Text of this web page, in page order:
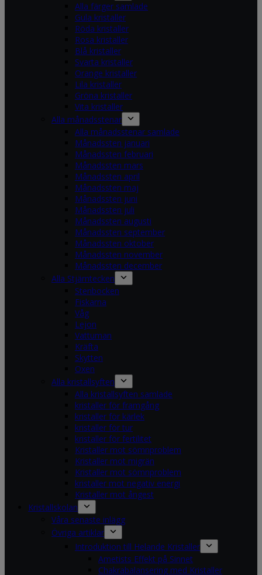
Alla färger samlade
Gula kristaller
Röda kristaller
Rosa kristaller
Blå kristaller
Svarta kristaller
Orange kristaller
Lila kristaller
Gröna kristaller
Vita kristaller
Alla månadsstenar
Alla månadsstenar samlade
Månadssten januari
Månadssten februari
Månadssten mars
Månadssten april
Månadssten maj
Månadssten juni
Månadssten juli
Månadssten augusti
Månadssten september
Månadssten oktober
Månadssten november
Månadssten december
Alla Stjärntecken
Stenbocken
Fiskarna
Våg
Lejon
Vattuman
Kräfta
Skytten
Oxen
Alla kristallsyften
Alla kristallsyften samlade
kristaller för framgång
kristaller för kärlek
kristaller för tur
kristaller för fertilitet
Kristaller mot sömnproblem
Kristaller mot migrän
Kristaller mot sömnproblem
kristaller mot negativ energi
Kristaller mot ångest
Kristallskolan
Våra senaste inlägg
Övriga artiklar
Introduktion till Helande Kristaller
Ametists Effekt på Sinnet
Chakrabalansering med Kristaller